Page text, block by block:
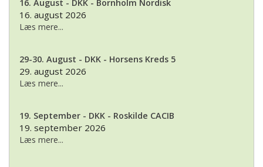
16. August - DKK - Bornholm Nordisk
16. august 2026
Læs mere...
29-30. August - DKK - Horsens Kreds 5
29. august 2026
Læs mere...
19. September - DKK - Roskilde CACIB
19. september 2026
Læs mere...